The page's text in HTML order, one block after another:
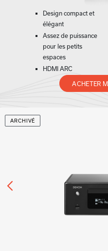
Design compact et
élégant
Assez de puissance
pour les petits
espaces
HDMI ARC
ACHETER
ARCHIVÉ